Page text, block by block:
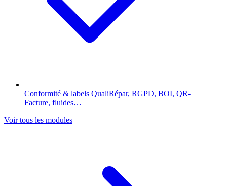
Conformité & labels QualiRépar, RGPD, BOI, QR-
Facture, fluides…
Voir tous les modules